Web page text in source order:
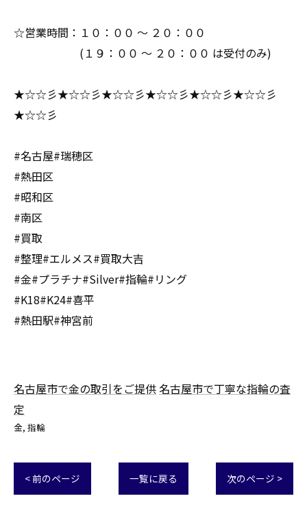
☆営業時間：１０：００ ～ ２０：００
(１９：００ ～ ２０：００ は受付のみ)
★☆☆彡★☆☆彡★☆☆彡★☆☆彡★☆☆彡★☆☆彡
★☆☆彡
#名古屋#瑞穂区
#熱田区
#昭和区
#南区
#買取
#整理#エルメス#買取大吉
#金#プラチナ#Silver#指輪#リング
#K18#K24#喜平
#熱田駅#神宮前
名古屋市で金の取引をご提供 名古屋市で丁寧な指輪の査
定
金 指輪
< 前のページ 一覧に戻る 次のページ >